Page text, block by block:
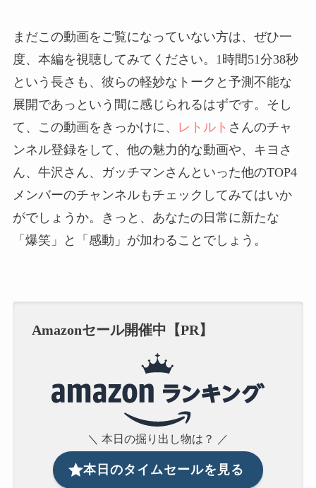
まだこの動画をご覧になっていない方は、ぜひ一
度、本編を視聴してみてください。1時間51分38秒
という長さも、彼らの軽妙なトークと予測不能な
展開であっという間に感じられるはずです。そし
て、この動画をきっかけに、
レトルト さんのチャ
ンネル登録をして、他の魅力的な動画や、キヨさ
ん、牛沢さん、ガッチマンさんといった他のTOP4
メンバーのチャンネルもチェックしてみてはいか
がでしょうか。きっと、あなたの日常に新たな
「爆笑」と「感動」が加わることでしょう。
Amazonセール開催中【PR】
＼ 本日の掘り出し物は？ ／
本日のタイムセールを見る